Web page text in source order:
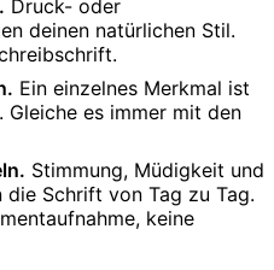
Druck- oder
deinen natürlichen Stil.
Ein einzelnes Merkmal ist
Gleiche es immer mit den
Stimmung, Müdigkeit und
Schrift von Tag zu Tag.
keine